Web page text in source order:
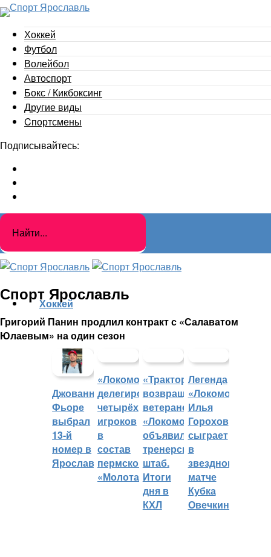
Хоккей
Футбол
Волейбол
Автоспорт
Бокс / Кикбоксинг
Другие виды
Cпортсмены
Подписывайтесь:
Спорт Ярославль
Григорий Панин продлил контракт с «Салаватом
Юлаевым» на один сезон
Хоккей
Джованни
Фьоре
выбрал
13-й
номер в
Ярославле
«Локомотив»
делегировал
четырёх
игроков
в
состав
пермского
«Молота»
«Трактор»
возвращает
ветеранов,
«Локомотив»
объявил
тренерский
штаб.
Итоги
дня в
КХЛ
Легенда
«Локомотива»
Илья
Горохов
сыграет
в
звездном
матче
Кубка
Овечкина